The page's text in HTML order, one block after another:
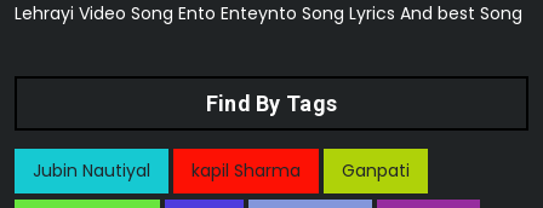
Lehrayi Video Song Ento Enteynto Song Lyrics And best Song
Find By Tags
Jubin Nautiyal kapil Sharma Ganpati